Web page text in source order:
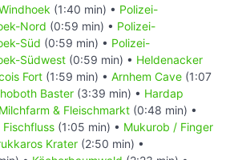
(1:40 min) • Polizei-
Nord (0:59 min) • Polizei-
Süd (0:59 min) • Polizei-
Südwest (0:59 min) • Heldenacker
Fort (1:59 min) • Arnhem Cave (1:07
Baster (3:39 min) • Hardap
Milchfarm & Fleischmarkt (0:48 min) •
Fischfluss (1:05 min) • Mukurob / Finger
Krater (2:50 min) •